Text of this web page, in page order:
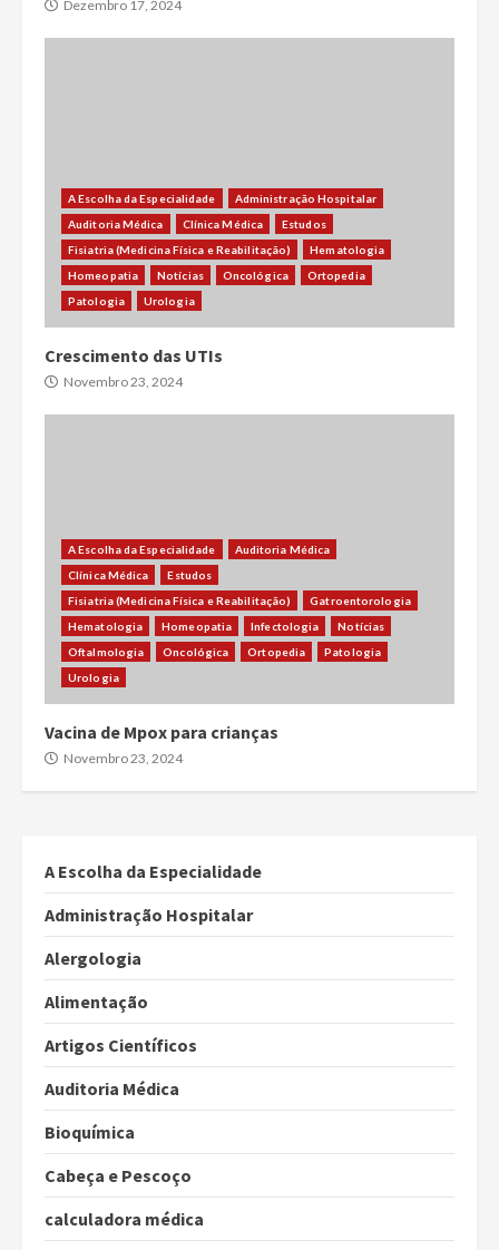
Dezembro 17, 2024
A Escolha da Especialidade
Administração Hospitalar
Auditoria Médica
Clínica Médica
Estudos
Fisiatria (Medicina Física e Reabilitação)
Hematologia
Homeopatia
Notícias Oncológica
Ortopedia
Patologia
Urologia
Crescimento das UTIs
Novembro 23, 2024
A Escolha da Especialidade
Auditoria Médica
Clínica Médica
Estudos
Fisiatria (Medicina Física e Reabilitação)
Gatroentorologia
Hematologia
Homeopatia Infectologia
Notícias
Oftalmologia
Oncológica Ortopedia
Patologia
Urologia
Vacina de Mpox para crianças
Novembro 23, 2024
A Escolha da Especialidade
Administração Hospitalar
Alergologia
Alimentação
Artigos Científicos
Auditoria Médica
Bioquímica
Cabeça e Pescoço
calculadora médica